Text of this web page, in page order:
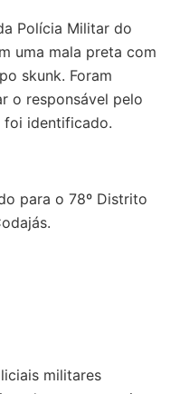
Polícia Militar do
uma mala preta com
skunk. Foram
o responsável pelo
foi identificado.
para o 78º Distrito
militares